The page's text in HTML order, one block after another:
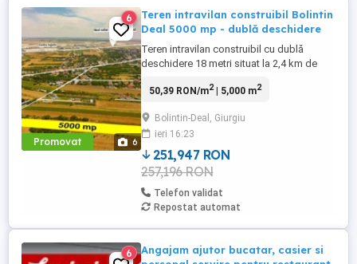
Promovat 6
6
Teren intravilan construibil Bolintin
Deal 5000 mp - dublă deschidere
Teren intravilan construibil cu dublă
deschidere 18 metri situat la 2,4 km de
mare hub logistic din Europa de Est.
pe Autostrada A1, CTPark Bucharest West
are o suprafaţă închiriabilă de peste
900.000 mp şi găzduieşte ...
50,39 RON/m2| 5,000 m2
Bolintin-Deal, Giurgiu
ieri 16:23
251,947 RON
257,196 RON
Telefon validat
Repostat automat
6
Angajam ajutor bucatar, casier si